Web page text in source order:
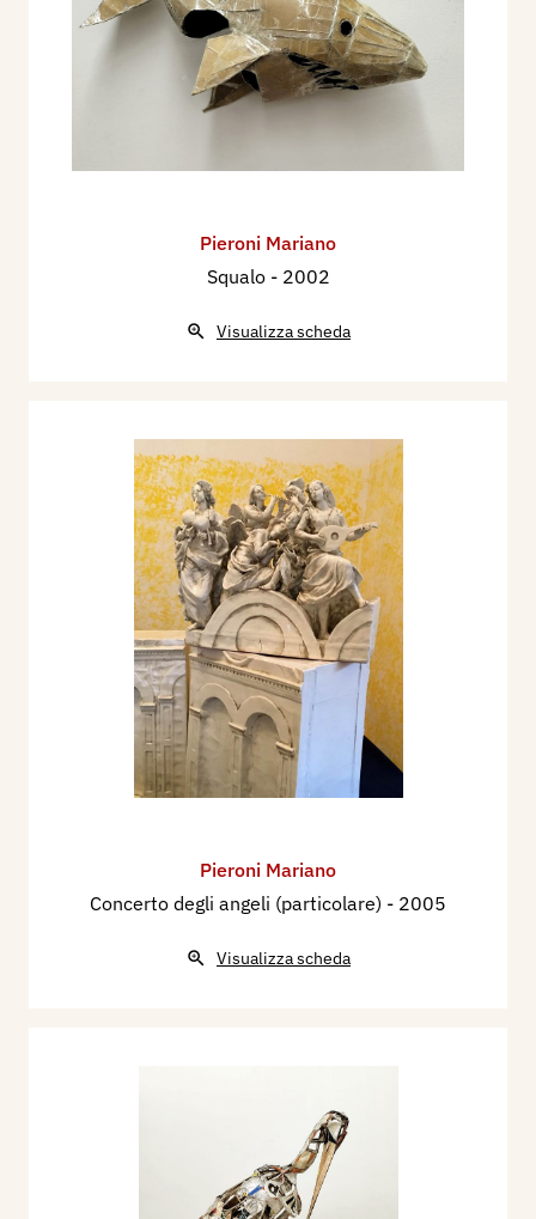
Pieroni Mariano
Squalo - 2002
Visualizza scheda
Pieroni Mariano
Concerto degli angeli (particolare) - 2005
Visualizza scheda